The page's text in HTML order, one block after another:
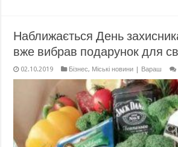
Наближається День
вже вибрав подарунок для
02.10.2019 Бізнес, Міські новини | Вараш